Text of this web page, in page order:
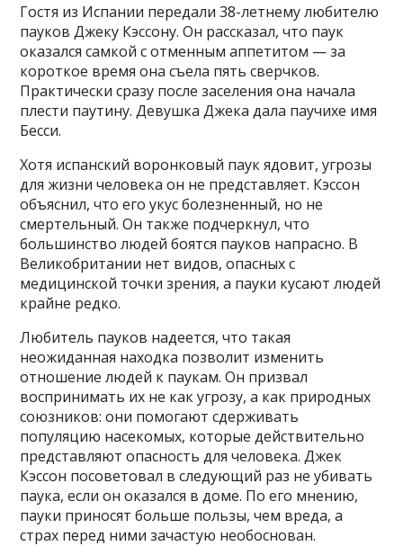
Гостя из Испании передали 38-летнему любителю
пауков Джеку Кэссону. Он рассказал, что паук
оказался самкой с отменным аппетитом — за
короткое время она съела пять сверчков.
Практически сразу после заселения она начала
плести паутину. Девушка Джека дала паучихе имя
Бесси.
Хотя испанский воронковый паук ядовит, угрозы
для жизни человека он не представляет. Кэссон
объяснил, что его укус болезненный, но не
смертельный. Он также подчеркнул, что
большинство людей боятся пауков напрасно. В
Великобритании нет видов, опасных с
медицинской точки зрения, а пауки кусают людей
крайне редко.
Любитель пауков надеется, что такая
неожиданная находка позволит изменить
отношение людей к паукам. Он призвал
воспринимать их не как угрозу, а как природных
союзников: они помогают сдерживать
популяцию насекомых, которые действительно
представляют опасность для человека. Джек
Кэссон посоветовал в следующий раз не убивать
паука, если он оказался в доме. По его мнению,
пауки приносят больше пользы, чем вреда, а
страх перед ними зачастую необоснован.